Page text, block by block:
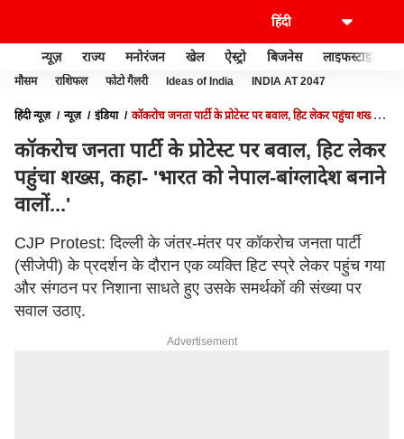
न्यूज़ राज्य मनोरंजन खेल ऐस्ट्रो बिजनेस लाइफस्टाइल
मौसम राशिफल फोटो गैलरी Ideas of India INDIA AT 2047
हिंदी न्यूज़ न्यूज़ इंडिया
कॉकरोच जनता पार्टी के प्रोटेस्ट पर बवाल, हिट लेकर पहुंचा शख्स,
कॉकरोच जनता पार्टी के प्रोटेस्ट पर बवाल, हिट लेकर
पहुंचा शख्स, कहा- 'भारत को नेपाल-बांग्लादेश बनाने
वालों...'
CJP Protest: दिल्ली के जंतर-मंतर पर कॉकरोच जनता पार्टी
(सीजेपी) के प्रदर्शन के दौरान एक व्यक्ति हिट स्प्रे लेकर पहुंच गया
और संगठन पर निशाना साधते हुए उसके समर्थकों की संख्या पर
सवाल उठाए.
Advertisement